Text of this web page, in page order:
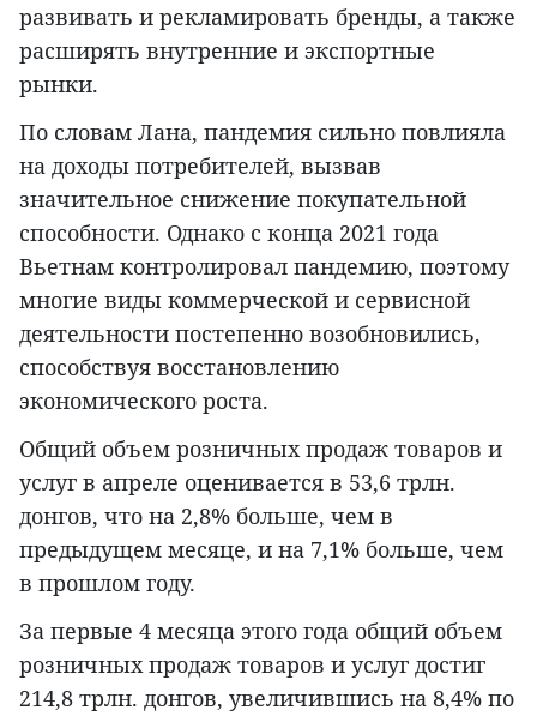
развивать и рекламировать бренды, а также
расширять внутренние и экспортные
рынки.
По словам Лана, пандемия сильно повлияла
на доходы потребителей, вызвав
значительное снижение покупательной
способности. Однако с конца 2021 года
Вьетнам контролировал пандемию, поэтому
многие виды коммерческой и сервисной
деятельности постепенно возобновились,
способствуя восстановлению
экономического роста.
Общий объем розничных продаж товаров и
услуг в апреле оценивается в 53,6 трлн.
донгов, что на 2,8% больше, чем в
предыдущем месяце, и на 7,1% больше, чем
в прошлом году.
За первые 4 месяца этого года общий объем
розничных продаж товаров и услуг достиг
214,8 трлн. донгов, увеличившись на 8,4% по